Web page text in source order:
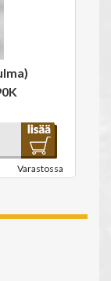
Varastossa